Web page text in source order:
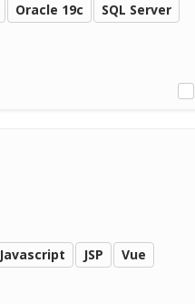
Oracle 19c
SQL Server
Javascript JSP
Vue